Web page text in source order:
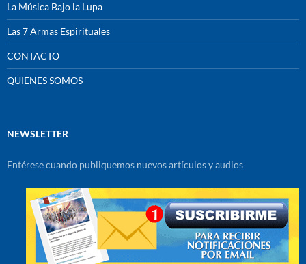
La Música Bajo la Lupa
Las 7 Armas Espirituales
CONTACTO
QUIENES SOMOS
NEWSLETTER
Entérese cuando publiquemos nuevos artículos y audios